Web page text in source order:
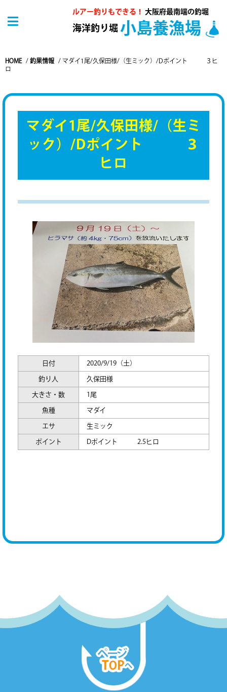
ルアー釣りもできる！ 大阪府最南端の釣堀
海洋釣り堀 小島養漁場
HOME / 釣果情報 / マダイ1尾/久保田様/（生ミック）/Dポイント ３ヒ
ロ
マダイ1尾/久保田様/（生ミ
ック）/Dポイント ３
ヒロ
日付 2020/9/19（土）
釣り人 久保田様
大きさ・数 1尾
魚種 マダイ
エサ 生ミック
ポイント Dポイント 2.5ヒロ